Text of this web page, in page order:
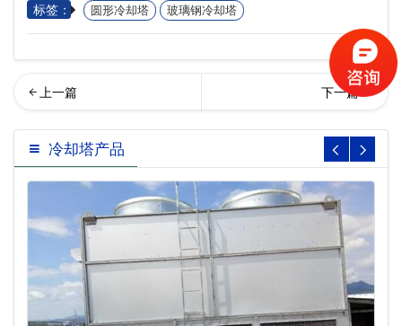
标签： 圆形冷却塔 玻璃钢冷却塔
形冷却塔,玻璃钢冷却塔… 形冷却塔,玻璃钢冷却塔,节能
冷却塔产品特点
冷却塔产品